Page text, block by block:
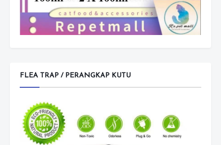
FLEA TRAP / PERANGKAP KUTU